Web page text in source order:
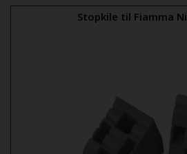
Stopkile til Fiamma